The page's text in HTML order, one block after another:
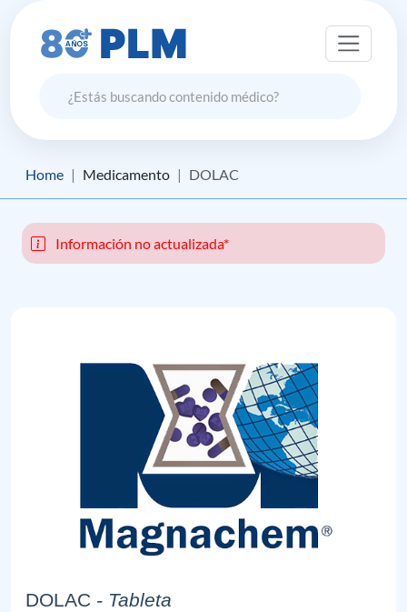
Home Medicamento DOLAC
Información no actualizada*
DOLAC - Tableta